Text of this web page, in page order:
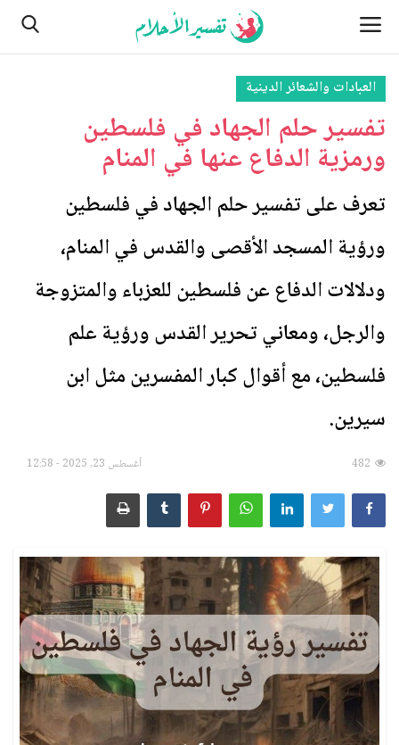
الصفحة الرئيسية
من نحن
النباتات
مسائل تتعلق بالرؤية والأحلام
اتصل بنا
الأماكن
الطبيعة وأحوالها
الطَّعام والشَّراب
الأشياء والمقتنيات
الإنسان بأحواله وصفاته
الحيوانات والحشرات
سور القرآن الكريم
العبادات والشعائر الدينية
تفسير حلم الجهاد في فلسطين
ورمزية الدفاع عنها في المنام
تعرف على تفسير حلم الجهاد في فلسطين
ورؤية المسجد الأقصى والقدس في المنام،
ودلالات الدفاع عن فلسطين للعزباء والمتزوجة
والرجل، ومعاني تحرير القدس ورؤية علم
فلسطين، مع أقوال كبار المفسرين مثل ابن
سيرين.
أغسطس 23, 2025 - 12:58 482